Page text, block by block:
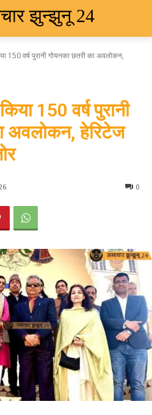
झुन्झुनू 24
150 वर्ष पुरानी गोयनका छतरी का अवलोकन,
150 वर्ष पुरानी
अवलोकन, हेरिटेज
0